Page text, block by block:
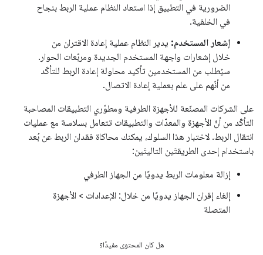
الضرورية في التطبيق إذا استعاد النظام عملية الربط بنجاح
في الخلفية.
إشعار المستخدم: يدير النظام عملية إعادة الاقتران من
خلال إشعارات واجهة المستخدم الجديدة ومربّعات الحوار.
سيُطلب من المستخدمين تأكيد محاولة إعادة الربط للتأكّد
من أنّهم على علم بعملية إعادة الاتصال.
على الشركات المصنّعة للأجهزة الطرفية ومطوّري التطبيقات المصاحبة
التأكّد من أنّ الأجهزة والمعدّات والتطبيقات تتعامل بسلاسة مع عمليات
انتقال الربط. لاختبار هذا السلوك، يمكنك محاكاة فقدان الربط عن بُعد
باستخدام إحدى الطريقتَين التاليتَين:
إزالة معلومات الربط يدويًا من الجهاز الطرفي
إلغاء إقران الجهاز يدويًا من خلال: الإعدادات > الأجهزة
المتصلة
هل كان المحتوى مفيدًا؟